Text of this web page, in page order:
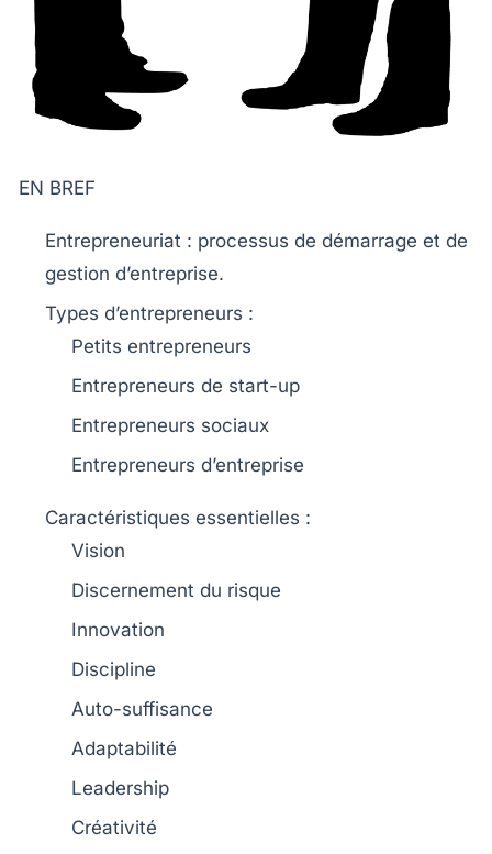
EN BREF
Entrepreneuriat : processus de démarrage et de
gestion d’entreprise.
Types d’entrepreneurs :
Petits entrepreneurs
Entrepreneurs de start-up
Entrepreneurs sociaux
Entrepreneurs d’entreprise
Caractéristiques essentielles :
Vision
Discernement du risque
Innovation
Discipline
Auto-suffisance
Adaptabilité
Leadership
Créativité